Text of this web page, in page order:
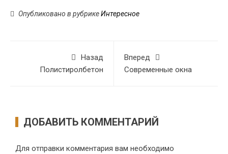
Опубликовано в рубрикеИнтересное
Назад
Полистиролбетон
Вперед
Современные окна
ДОБАВИТЬ КОММЕНТАРИЙ
Для отправки комментария вам необходимо